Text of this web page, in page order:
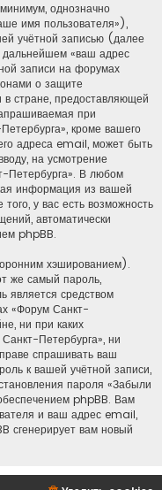
однозначно
имя пользователя»),
учётной записью (далее
«ваш адрес
записи на форумах
о защите
стране, предоставляющей
при
кроме вашего
адреса email, может быть
на усмотрение
Петербурга». В любом
информация из вашей
у вас есть возможность
автоматически
phpBB.
хэшированием).
же самый пароль,
является средством
«Форум Санкт-
ни при каких
Петербурга», ни
спрашивать ваш
к вашей учётной записи,
пароля «Забыли
phpBB. Вам
и ваш адрес email,
сгенерирует вам новый